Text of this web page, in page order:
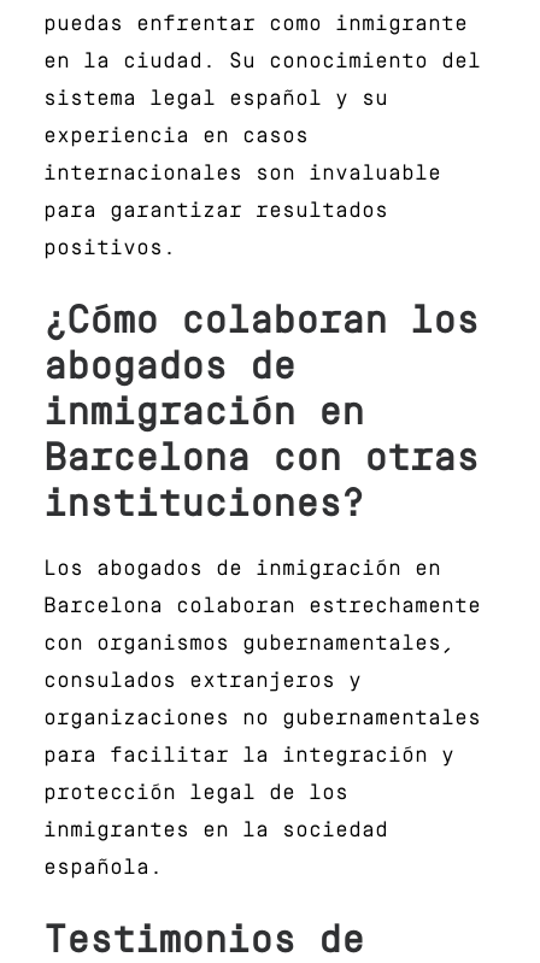
puedas enfrentar como inmigrante
en la ciudad. Su conocimiento del
sistema legal español y su
experiencia en casos
internacionales son invaluable
para garantizar resultados
positivos.
¿Cómo colaboran los
abogados de
inmigración en
Barcelona con otras
instituciones?
Los abogados de inmigración en
Barcelona colaboran estrechamente
con organismos gubernamentales,
consulados extranjeros y
organizaciones no gubernamentales
para facilitar la integración y
protección legal de los
inmigrantes en la sociedad
española.
Testimonios de